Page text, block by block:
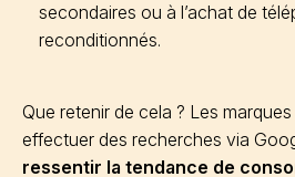
secondaires ou à l’achat de
reconditionnés.
Que retenir de cela ? Les
effectuer des recherches via
ressentir la tendance de